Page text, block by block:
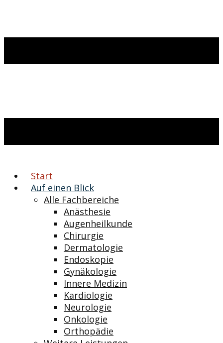
Start
Auf einen Blick
Alle Fachbereiche
Anästhesie
Augenheilkunde
Chirurgie
Dermatologie
Endoskopie
Gynäkologie
Innere Medizin
Kardiologie
Neurologie
Onkologie
Orthopädie